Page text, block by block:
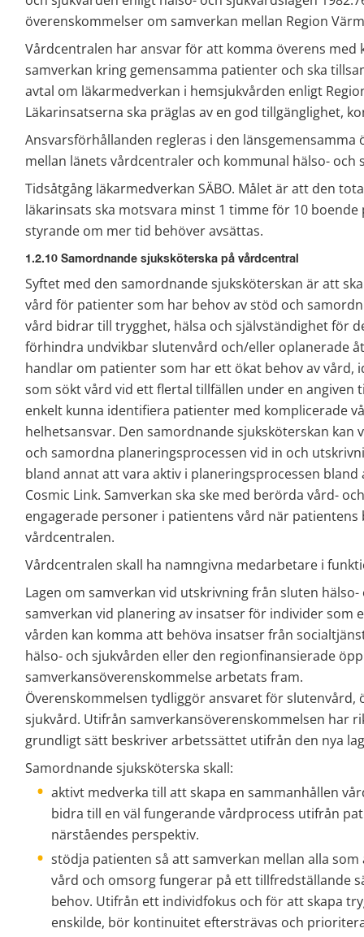
överenskommelser om samverkan mellan Region
Vårdcentralen har ansvar för att komma överens
samverkan kring gemensamma patienter och ska
avtal om läkarmedverkan i hemsjukvården enligt
Läkarinsatserna ska präglas av en god tillgänglighet,
Ansvarsförhållanden regleras i den länsgemensamma
mellan länets vårdcentraler och kommunal hälso- och
Tidsåtgång läkarmedverkan SÄBO. Målet är att den
läkarinsats ska motsvara minst 1 timme för 10 boende
styrande om mer tid behöver avsättas.
1.2.10 Samordnande sjuksköterska på vårdcentral
Syftet med den samordnande sjuksköterskan är att
vård för patienter som har behov av stöd och
vård bidrar till trygghet, hälsa och självständighet för
förhindra undvikbar slutenvård och/eller oplanerade
handlar om patienter som har ett ökat behov av
som sökt vård vid ett flertal tillfällen under en angiven
enkelt kunna identifiera patienter med komplicerade
helhetsansvar. Den samordnande sjuksköterskan kan
och samordna planeringsprocessen vid in och
bland annat att vara aktiv i planeringsprocessen
Cosmic Link. Samverkan ska ske med berörda vård-
engagerade personer i patientens vård när
vårdcentralen.
Vårdcentralen skall ha namngivna medarbetare i
Lagen om samverkan vid utskrivning från sluten
samverkan vid planering av insatser för individer som
vården kan komma att behöva insatser från
hälso- och sjukvården eller den regionfinansierade
samverkansöverenskommelse arbetats fram.
Överenskommelsen tydliggör ansvaret för
sjukvård. Utifrån samverkansöverenskommelsen har
grundligt sätt beskriver arbetssättet utifrån den nya
Samordnande sjuksköterska skall:
aktivt medverka till att skapa en sammanhållen
bidra till en väl fungerande vårdprocess utifrån
närståendes perspektiv.
stödja patienten så att samverkan mellan alla som
vård och omsorg fungerar på ett tillfredställande
behov. Utifrån ett individfokus och för att skapa
enskilde, bör kontinuitet eftersträvas och